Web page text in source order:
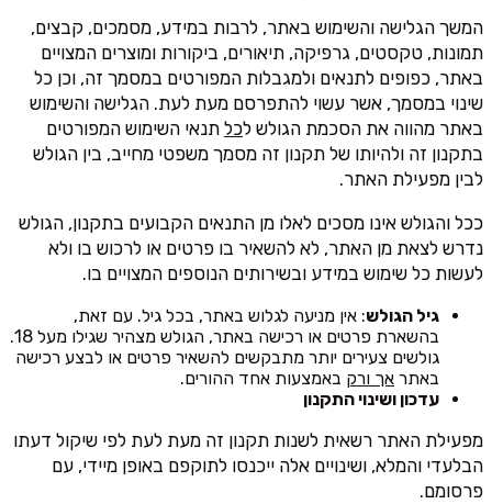
המשך הגלישה והשימוש באתר, לרבות במידע, מסמכים, קבצים,
תמונות, טקסטים, גרפיקה, תיאורים, ביקורות ומוצרים המצויים
באתר, כפופים לתנאים ולמגבלות המפורטים במסמך זה, וכן כל
שינוי במסמך, אשר עשוי להתפרסם מעת לעת. הגלישה והשימוש
באתר מהווה את הסכמת הגולש לכל תנאי השימוש המפורטים
בתקנון זה ולהיותו של תקנון זה מסמך משפטי מחייב, בין הגולש
לבין מפעילת האתר.
ככל והגולש אינו מסכים לאלו מן התנאים הקבועים בתקנון, הגולש
נדרש לצאת מן האתר, לא להשאיר בו פרטים או לרכוש בו ולא
לעשות כל שימוש במידע ובשירותים הנוספים המצויים בו.
גיל הגולש: אין מניעה לגלוש באתר, בכל גיל. עם זאת,
בהשארת פרטים או רכישה באתר, הגולש מצהיר שגילו מעל 18.
גולשים צעירים יותר מתבקשים להשאיר פרטים או לבצע רכישה
באתר אך ורק באמצעות אחד ההורים.
עדכון ושינוי התקנון
מפעילת האתר רשאית לשנות תקנון זה מעת לעת לפי שיקול דעתו
הבלעדי והמלא, ושינויים אלה ייכנסו לתוקפם באופן מיידי, עם
פרסומם.